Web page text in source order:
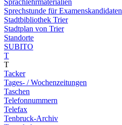
Sprachlehrmaterialien
Sprechstunde für Examenskandidaten
Stadtbibliothek Trier
Stadtplan von Trier
Standorte
SUBITO
T
T
Tacker
Tages- / Wochenzeitungen
Taschen
Telefonnummern
Telefax
Tenbruck-Archiv